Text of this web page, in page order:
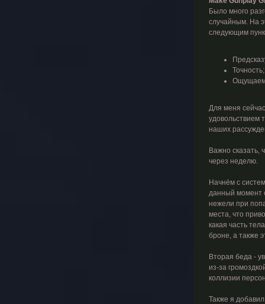
Было много
случайным. На
следующим
Точность;
Для меня
удовольствием
наших
Важно сказать,
через неделю.
Начнём с
данный момент
нежели при
места, что
какая часть
броне, а также
Вторая беда -
из-за
коллизии
Также я